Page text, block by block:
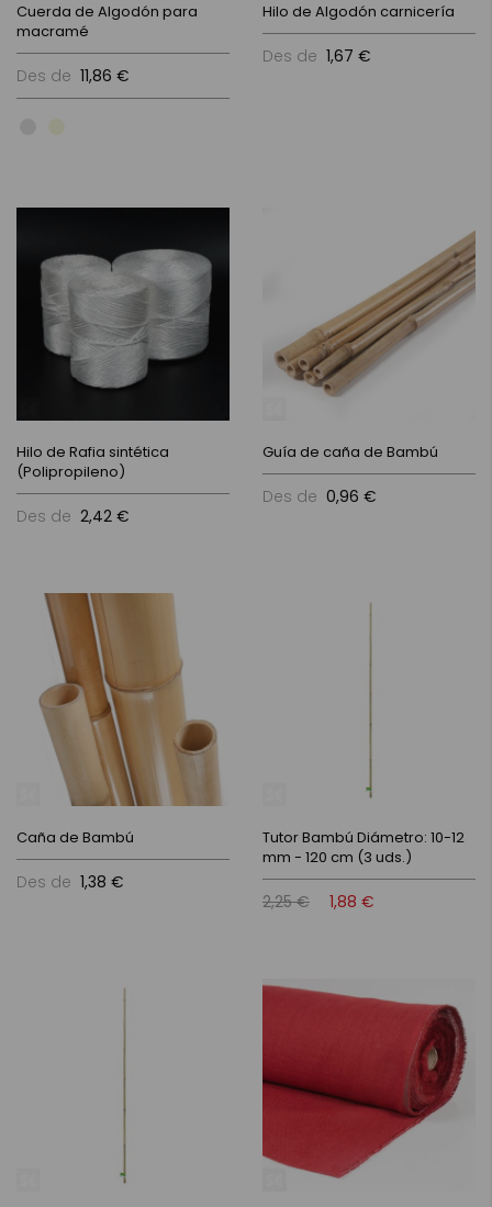
Cuerda de Algodón para
macramé
Des de 11,86 €
Hilo de Algodón carnicería
Des de 1,67 €
Hilo de Rafia sintética
(Polipropileno)
Des de 2,42 €
Guía de caña de Bambú
Des de 0,96 €
Caña de Bambú
Des de 1,38 €
Tutor Bambú Diámetro: 10-12
mm - 120 cm (3 uds.)
2,25 € 1,88 €